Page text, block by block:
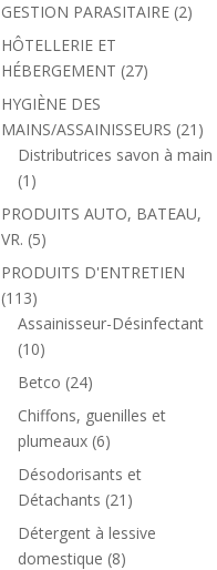
GESTION PARASITAIRE (2)
HÔTELLERIE ET
HÉBERGEMENT (27)
HYGIÈNE DES
MAINS/ASSAINISSEURS (21)
Distributrices savon à main
(1)
PRODUITS AUTO, BATEAU,
VR. (5)
PRODUITS D'ENTRETIEN
(113)
Assainisseur-Désinfectant
(10)
Betco (24)
Chiffons, guenilles et
plumeaux (6)
Désodorisants et
Détachants (21)
Détergent à lessive
domestique (8)